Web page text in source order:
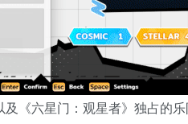
《六星门：观星者》独占的乐